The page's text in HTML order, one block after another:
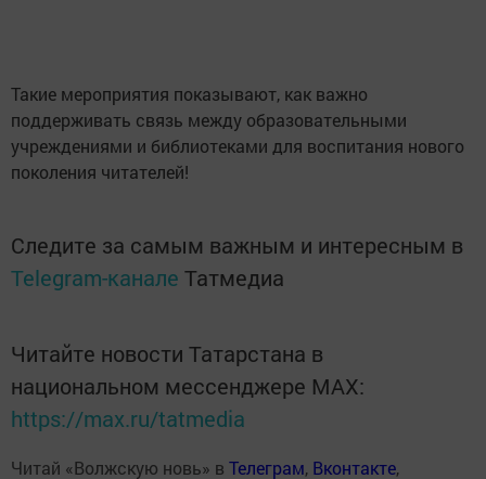
Такие мероприятия показывают, как важно
поддерживать связь между образовательными
учреждениями и библиотеками для воспитания нового
поколения читателей!
Следите за самым важным и интересным в
Telegram-канале Татмедиа
Читайте новости Татарстана в
национальном мессенджере MАХ:
https://max.ru/tatmedia
Читай «Волжскую новь» в Телеграм, Вконтакте,